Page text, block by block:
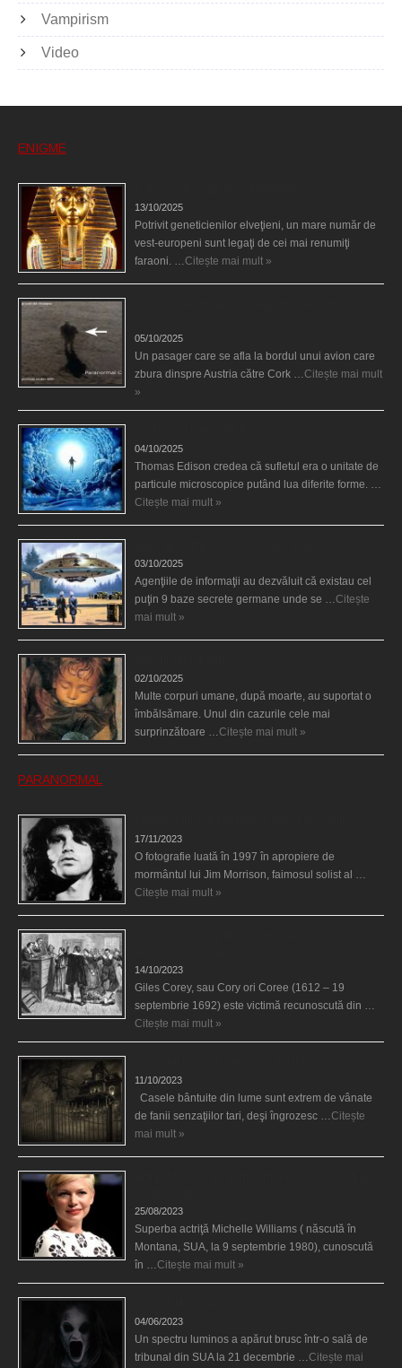
Vampirism
Video
ENIGME
13/10/2025
Potrivit geneticienilor elveţieni, un mare număr de
vest-europeni sunt legaţi de cei mai renumiţi
faraoni. …Citește mai mult »
05/10/2025
Un pasager care se afla la bordul unui avion care
zbura dinspre Austria către Cork …Citește mai mult
»
04/10/2025
Thomas Edison credea că sufletul era o unitate de
particule microscopice putând lua diferite forme. …
Citește mai mult »
03/10/2025
Agenţiile de informaţii au dezvăluit că existau cel
puţin 9 baze secrete germane unde se …Citește
mai mult »
02/10/2025
Multe corpuri umane, după moarte, au suportat o
îmbălsămare. Unul din cazurile cele mai
surprinzătoare …Citește mai mult »
PARANORMAL
17/11/2023
O fotografie luată în 1997 în apropiere de
mormântul lui Jim Morrison, faimosul solist al …
Citește mai mult »
14/10/2023
Giles Corey, sau Cory ori Coree (1612 – 19
septembrie 1692) este victimă recunoscută din …
Citește mai mult »
11/10/2023
Casele bântuite din lume sunt extrem de vânate
de fanii senzaţiilor tari, deşi îngrozesc …Citește
mai mult »
25/08/2023
Superba actriţă Michelle Williams ( născută în
Montana, SUA, la 9 septembrie 1980), cunoscută
în …Citește mai mult »
04/06/2023
Un spectru luminos a apărut brusc într-o sală de
tribunal din SUA la 21 decembrie …Citește mai